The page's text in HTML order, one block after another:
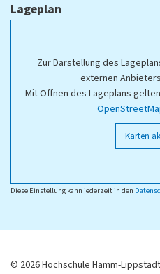
Lageplan
Zur Darstellung des
externen
Mit Öffnen des Lageplans
Karten
Diese Einstellung kann jederzeit in den
© 2026 Hochschule Hamm-Lippstadt